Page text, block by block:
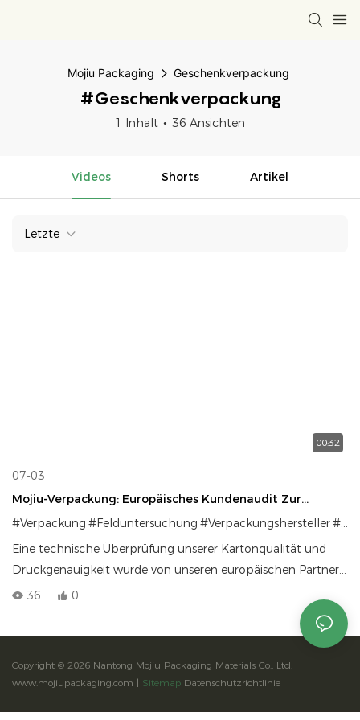
Mojiu Packaging Geschenkverpackung
#Geschenkverpackung
1 Inhalt 36 Ansichten
Videos Shorts Artikel
Letzte
00:32
07-03
Mojiu-Verpackung: Europäisches Kundenaudit Zur
Materialgenauigkeit
#Verpackung #Felduntersuchung #Verpackungshersteller#Geschenkverpackung
Eine technische Überprüfung unserer Kartonqualität und
Druckgenauigkeit wurde von unseren europäischen Partnern
vor Ort durchgeführt.
36 0
Copyright © 2026 Nantong Mojiu Packaging Materials Co., Ltd.
www.mojiupackaging.com | Sitemap Datenschutzrichtlinie